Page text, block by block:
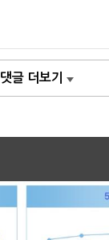
댓글 더보기